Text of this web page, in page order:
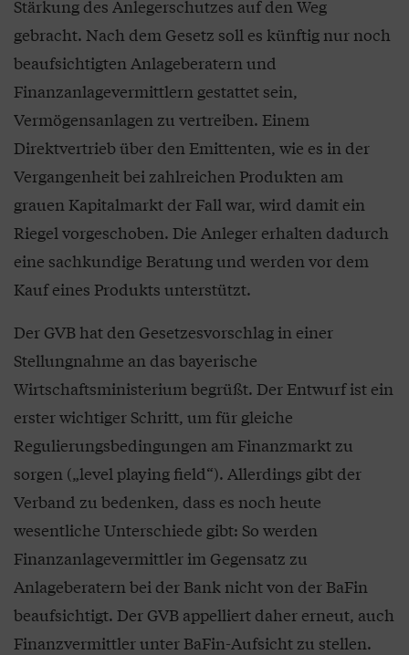
Stärkung des Anlegerschutzes auf den Weg
gebracht. Nach dem Gesetz soll es künftig nur noch
beaufsichtigten Anlageberatern und
Finanzanlagevermittlern gestattet sein,
Vermögensanlagen zu vertreiben. Einem
Direktvertrieb über den Emittenten, wie es in der
Vergangenheit bei zahlreichen Produkten am
grauen Kapitalmarkt der Fall war, wird damit ein
Riegel vorgeschoben. Die Anleger erhalten dadurch
eine sachkundige Beratung und werden vor dem
Kauf eines Produkts unterstützt.
Der GVB hat den Gesetzesvorschlag in einer
Stellungnahme an das bayerische
Wirtschaftsministerium begrüßt. Der Entwurf ist ein
erster wichtiger Schritt, um für gleiche
Regulierungsbedingungen am Finanzmarkt zu
sorgen („level playing field“). Allerdings gibt der
Verband zu bedenken, dass es noch heute
wesentliche Unterschiede gibt: So werden
Finanzanlagevermittler im Gegensatz zu
Anlageberatern bei der Bank nicht von der BaFin
beaufsichtigt. Der GVB appelliert daher erneut, auch
Finanzvermittler unter BaFin-Aufsicht zu stellen.